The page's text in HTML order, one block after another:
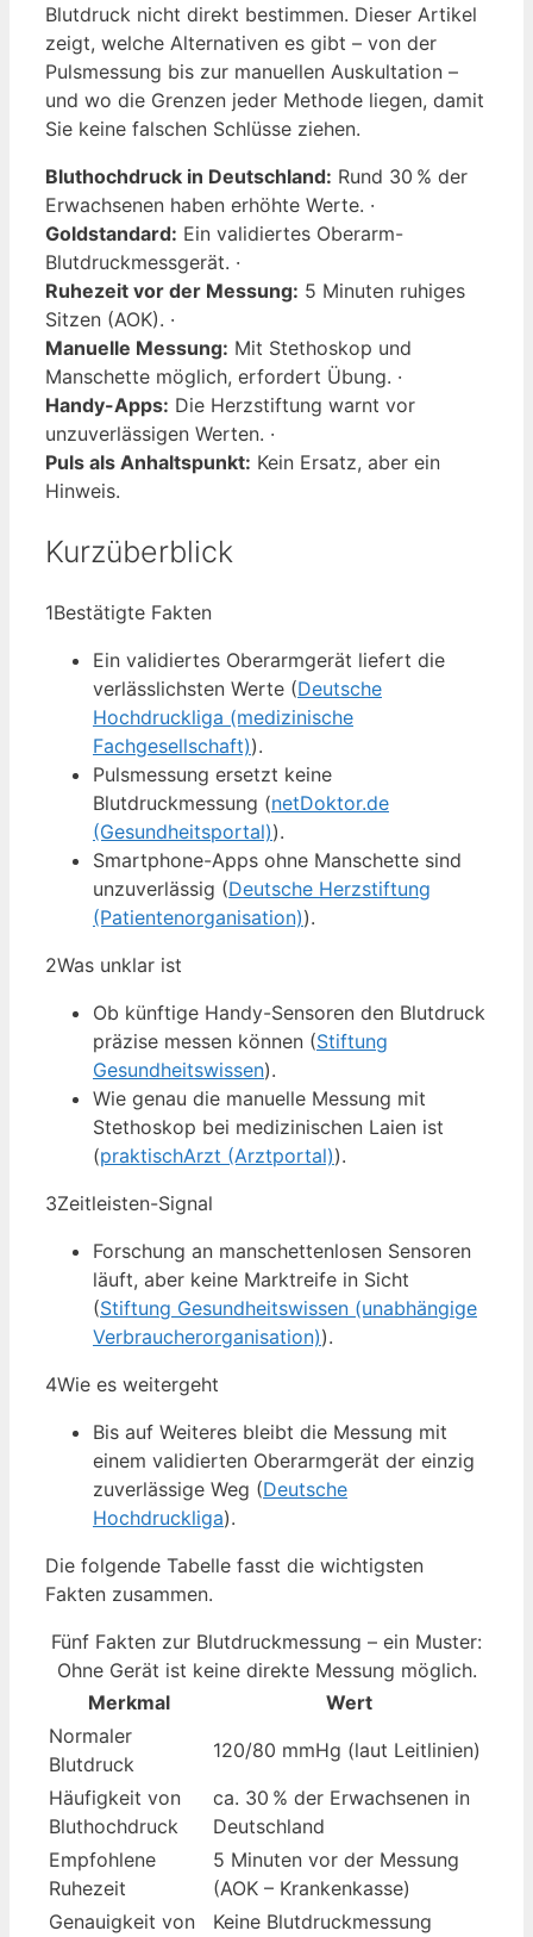
Blutdruck nicht direkt bestimmen. Dieser Artikel
zeigt, welche Alternativen es gibt – von der
Pulsmessung bis zur manuellen Auskultation –
und wo die Grenzen jeder Methode liegen, damit
Sie keine falschen Schlüsse ziehen.
Bluthochdruck in Deutschland: Rund 30 % der
Erwachsenen haben erhöhte Werte. ·
Goldstandard: Ein validiertes Oberarm-
Blutdruckmessgerät. ·
Ruhezeit vor der Messung: 5 Minuten ruhiges
Sitzen (AOK). ·
Manuelle Messung: Mit Stethoskop und
Manschette möglich, erfordert Übung. ·
Handy-Apps: Die Herzstiftung warnt vor
unzuverlässigen Werten. ·
Puls als Anhaltspunkt: Kein Ersatz, aber ein
Hinweis.
Kurzüberblick
1Bestätigte Fakten
Ein validiertes Oberarmgerät liefert die
verlässlichsten Werte (Deutsche
Hochdruckliga (medizinische
Fachgesellschaft)).
Pulsmessung ersetzt keine
Blutdruckmessung (netDoktor.de
(Gesundheitsportal)).
Smartphone-Apps ohne Manschette sind
unzuverlässig (Deutsche Herzstiftung
(Patientenorganisation)).
2Was unklar ist
Ob künftige Handy-Sensoren den Blutdruck
präzise messen können (Stiftung
Gesundheitswissen).
Wie genau die manuelle Messung mit
Stethoskop bei medizinischen Laien ist
(praktischArzt (Arztportal)).
3Zeitleisten-Signal
Forschung an manschettenlosen Sensoren
läuft, aber keine Marktreife in Sicht
(Stiftung Gesundheitswissen (unabhängige
Verbraucherorganisation)).
4Wie es weitergeht
Bis auf Weiteres bleibt die Messung mit
einem validierten Oberarmgerät der einzig
zuverlässige Weg (Deutsche
Hochdruckliga).
Die folgende Tabelle fasst die wichtigsten
Fakten zusammen.
Fünf Fakten zur Blutdruckmessung – ein Muster:
Ohne Gerät ist keine direkte Messung möglich.
Merkmal
Wert
Normaler
Blutdruck
120/80 mmHg (laut Leitlinien)
Häufigkeit von
Bluthochdruck
ca. 30 % der Erwachsenen in
Deutschland
Empfohlene
Ruhezeit
5 Minuten vor der Messung
(AOK – Krankenkasse)
Genauigkeit von
Keine Blutdruckmessung